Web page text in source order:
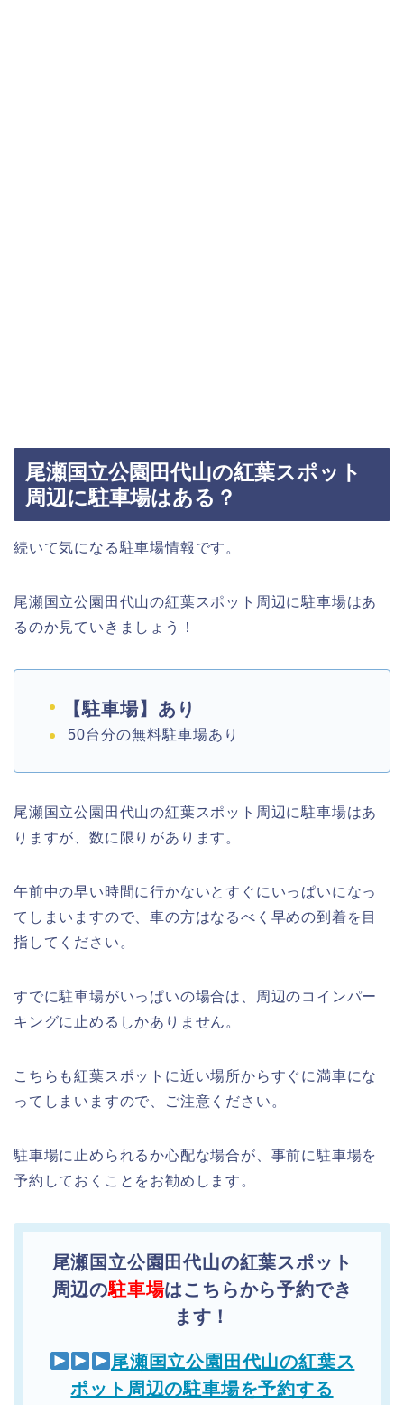
尾瀬国立公園田代山の紅葉スポット
周辺に駐車場はある？
続いて気になる駐車場情報です。
尾瀬国立公園田代山の紅葉スポット周辺に駐車場はあ
るのか見ていきましょう！
【駐車場】あり
50台分の無料駐車場あり
尾瀬国立公園田代山の紅葉スポット周辺に駐車場はあ
りますが、数に限りがあります。
午前中の早い時間に行かないとすぐにいっぱいになっ
てしまいますので、車の方はなるべく早めの到着を目
指してください。
すでに駐車場がいっぱいの場合は、周辺のコインパー
キングに止めるしかありません。
こちらも紅葉スポットに近い場所からすぐに満車にな
ってしまいますので、ご注意ください。
駐車場に止められるか心配な場合が、事前に駐車場を
予約しておくことをお勧めします。
尾瀬国立公園田代山の紅葉スポット
周辺の駐車場はこちらから予約でき
ます！
尾瀬国立公園田代山の紅葉ス
ポット周辺の駐車場を予約する